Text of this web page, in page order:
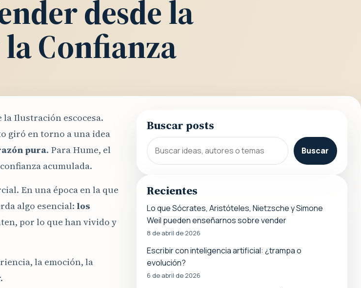
desde la
Confianza
la Ilustración escocesa.
giró en torno a una idea
pura. Para Hume, el
acumulada.
En una época en la que
algo esencial: los
por lo que han vivido y
la emoción, la
Buscar posts
Buscar
Recientes
Lo que Sócrates, Aristóteles, Nietzsche y Simone
Weil pueden enseñarnos sobre vender
8 de abril de 2026
Escribir con inteligencia artificial: ¿trampa o
evolución?
6 de abril de 2026